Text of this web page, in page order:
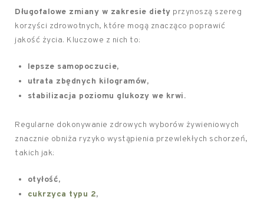
Długofalowe zmiany w zakresie diety przynoszą szereg
korzyści zdrowotnych, które mogą znacząco poprawić
jakość życia. Kluczowe z nich to:
lepsze samopoczucie,
utrata zbędnych kilogramów,
stabilizacja poziomu glukozy we krwi.
Regularne dokonywanie zdrowych wyborów żywieniowych
znacznie obniża ryzyko wystąpienia przewlekłych schorzeń,
takich jak:
otyłość,
cukrzyca typu 2,